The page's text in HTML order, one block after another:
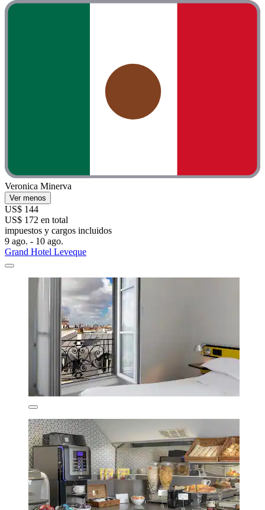
Veronica Minerva
Ver menos
US$ 144
US$ 172 en total
impuestos y cargos incluidos
9 ago. - 10 ago.
Grand Hotel Leveque